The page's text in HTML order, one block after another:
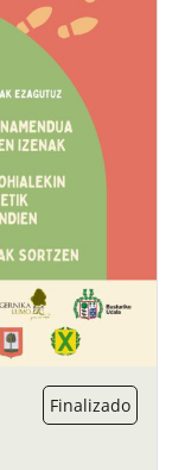
Finalizado